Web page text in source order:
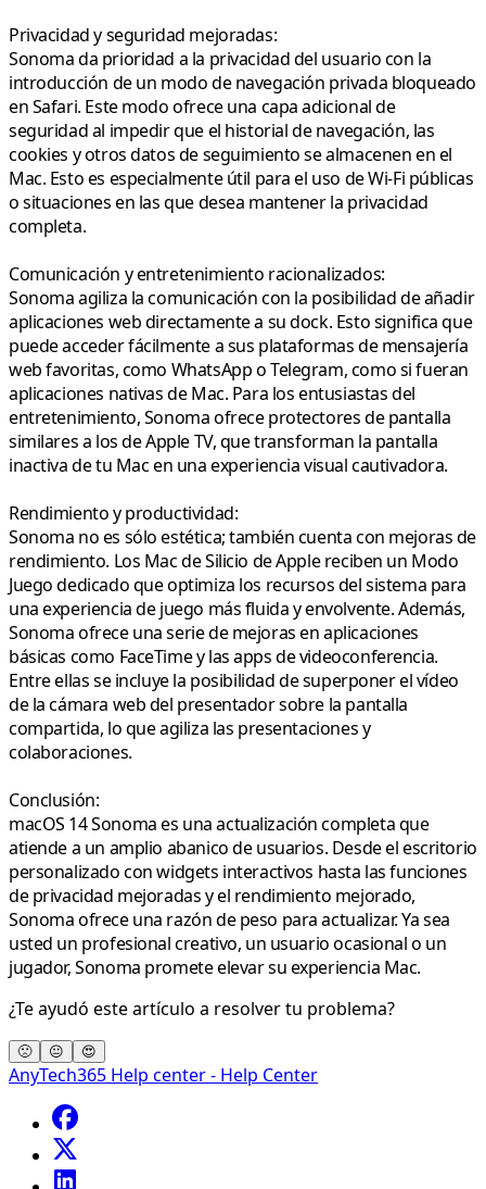
Privacidad y seguridad mejoradas:
Sonoma da prioridad a la privacidad del usuario con la
introducción de un modo de navegación privada bloqueado
en Safari. Este modo ofrece una capa adicional de
seguridad al impedir que el historial de navegación, las
cookies y otros datos de seguimiento se almacenen en el
Mac. Esto es especialmente útil para el uso de Wi-Fi públicas
o situaciones en las que desea mantener la privacidad
completa.
Comunicación y entretenimiento racionalizados:
Sonoma agiliza la comunicación con la posibilidad de añadir
aplicaciones web directamente a su dock. Esto significa que
puede acceder fácilmente a sus plataformas de mensajería
web favoritas, como WhatsApp o Telegram, como si fueran
aplicaciones nativas de Mac. Para los entusiastas del
entretenimiento, Sonoma ofrece protectores de pantalla
similares a los de Apple TV, que transforman la pantalla
inactiva de tu Mac en una experiencia visual cautivadora.
Rendimiento y productividad:
Sonoma no es sólo estética; también cuenta con mejoras de
rendimiento. Los Mac de Silicio de Apple reciben un Modo
Juego dedicado que optimiza los recursos del sistema para
una experiencia de juego más fluida y envolvente. Además,
Sonoma ofrece una serie de mejoras en aplicaciones
básicas como FaceTime y las apps de videoconferencia.
Entre ellas se incluye la posibilidad de superponer el vídeo
de la cámara web del presentador sobre la pantalla
compartida, lo que agiliza las presentaciones y
colaboraciones.
Conclusión:
macOS 14 Sonoma es una actualización completa que
atiende a un amplio abanico de usuarios. Desde el escritorio
personalizado con widgets interactivos hasta las funciones
de privacidad mejoradas y el rendimiento mejorado,
Sonoma ofrece una razón de peso para actualizar. Ya sea
usted un profesional creativo, un usuario ocasional o un
jugador, Sonoma promete elevar su experiencia Mac.
¿Te ayudó este artículo a resolver tu problema?
🙁 😐 😍
AnyTech365 Help center - Help Center